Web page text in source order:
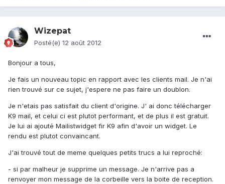
Wizepat
Posté(e) 12 août 2012
Bonjour a tous,
Je fais un nouveau topic en rapport avec les clients mail. Je n'ai
rien trouvé sur ce sujet, j'espere ne pas faire un doublon.
Je n'etais pas satisfait du client d'origine. J' ai donc télécharger
K9 mail, et celui ci est plutot performant, et de plus il est gratuit.
Je lui ai ajouté Mailistwidget fir K9 afin d'avoir un widget. Le
rendu est plutot convaincant.
J'ai trouvé tout de meme quelques petits trucs a lui reproché:
- si par malheur je supprime un message. Je n'arrive pas a
renvoyer mon message de la corbeille vers la boite de reception.